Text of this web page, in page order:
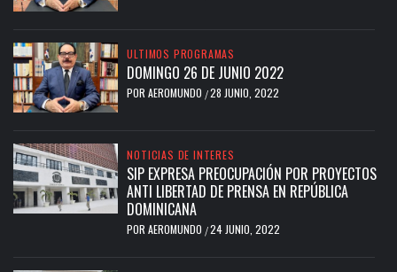
ULTIMOS PROGRAMAS
DOMINGO 26 DE JUNIO 2022
POR AEROMUNDO /28 JUNIO, 2022
NOTICIAS DE INTERES
SIP EXPRESA PREOCUPACIÓN POR PROYECTOS
ANTI LIBERTAD DE PRENSA EN REPÚBLICA
DOMINICANA
POR AEROMUNDO /24 JUNIO, 2022